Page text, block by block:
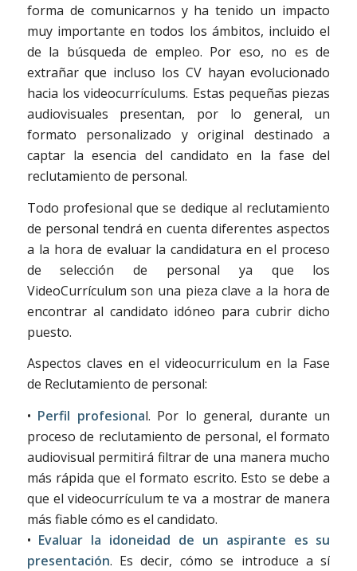
forma de comunicarnos y ha tenido un impacto
muy importante en todos los ámbitos, incluido el
de la búsqueda de empleo. Por eso, no es de
extrañar que incluso los CV hayan evolucionado
hacia los videocurrículums. Estas pequeñas piezas
audiovisuales presentan, por lo general, un
formato personalizado y original destinado a
captar la esencia del candidato en la fase del
reclutamiento de personal.
Todo profesional que se dedique al reclutamiento
de personal tendrá en cuenta diferentes aspectos
a la hora de evaluar la candidatura en el proceso
de selección de personal ya que los
VideoCurrículum son una pieza clave a la hora de
encontrar al candidato idóneo para cubrir dicho
puesto.
Aspectos claves en el videocurriculum en la Fase
de Reclutamiento de personal:
• Perfil profesional. Por lo general, durante un
proceso de reclutamiento de personal, el formato
audiovisual permitirá filtrar de una manera mucho
más rápida que el formato escrito. Esto se debe a
que el videocurrículum te va a mostrar de manera
más fiable cómo es el candidato.
• Evaluar la idoneidad de un aspirante es su
presentación. Es decir, cómo se introduce a sí